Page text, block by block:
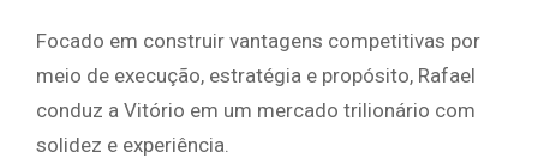
Focado em construir vantagens competitivas por
meio de execução, estratégia e propósito, Rafael
conduz a Vitório em um mercado trilionário com
solidez e experiência.